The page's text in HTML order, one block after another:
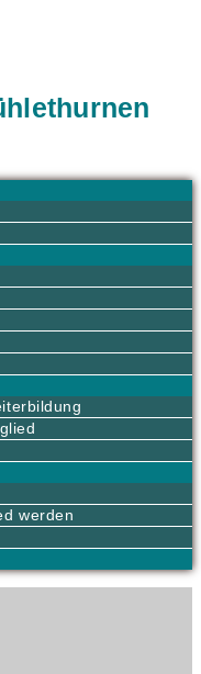
werden